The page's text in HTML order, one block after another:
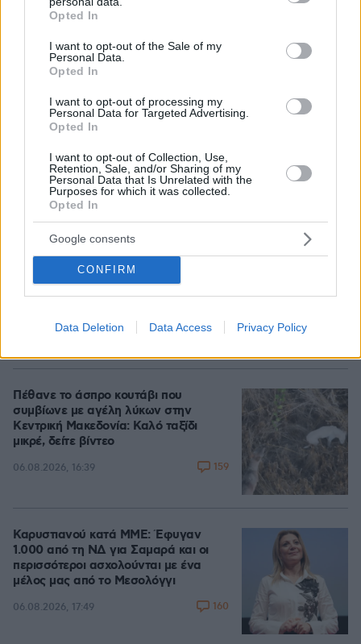
grant or deny consent to Google and its third-party tags to
use your data for below specified purposes in below Google
consent section.
Opted In
I want to opt-out of the Sale of my
Personal Data.
Opted In
I want to opt-out of processing my
Personal Data for Targeted Advertising.
Opted In
I want to opt-out of Collection, Use,
Retention, Sale, and/or Sharing of my
Personal Data that Is Unrelated with the
Purposes for which it was collected.
Opted In
Google consents
CONFIRM
Data Deletion Data Access Privacy Policy
συντονιστή που σκοτώθηκε μετά τη
σύγκρουση ελικοπτέρων στην Ψάθα,
φωτογραφίες
06.08.2026, 20:03
Προϊόν εργαστηρίου ή της φύσης ο
κορωνοϊός; Άλλα έλεγε δημόσια ο
100 φορές να απαντήσει στο
Κογκρέσο
06.08.2026, 21:40
ΠΑΟΚ - Άντερλεχτ 0-1: Αιφνιδιασμός,
ήττα και τώρα «τελικός» πρόκρισης
στις Βρυξέλλες, δείτε το γκολ
Πέθανε το άσπρο κουτάβι που
συμβίωνε με αγέλη λύκων στην
Κεντρική Μακεδονία: Καλό ταξίδι
μικρέ, δείτε βίντεο
06.08.2026, 16:39 159
Καρυστιανού κατά ΜΜΕ: Έφυγαν
1.000 από τη ΝΔ για Σαμαρά και οι
περισσότεροι ασχολούνται με ένα
μέλος μας από το Μεσολόγγι
06.08.2026, 17:49 160